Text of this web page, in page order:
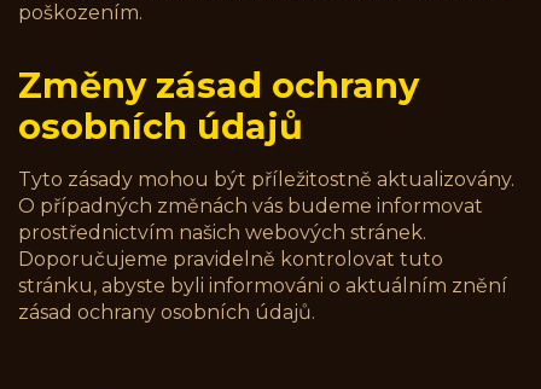
poškozením.
Změny zásad ochrany
osobních údajů
Tyto zásady mohou být příležitostně aktualizovány.
O případných změnách vás budeme informovat
prostřednictvím našich webových stránek.
Doporučujeme pravidelně kontrolovat tuto
stránku, abyste byli informováni o aktuálním znění
zásad ochrany osobních údajů.